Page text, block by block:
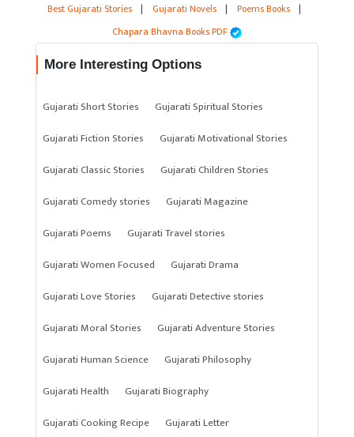
Best Gujarati Stories | Gujarati Novels | Poems Books |
Chapara Bhavna Books PDF
More Interesting Options
Gujarati Short Stories
Gujarati Spiritual Stories
Gujarati Fiction Stories
Gujarati Motivational Stories
Gujarati Classic Stories
Gujarati Children Stories
Gujarati Comedy stories
Gujarati Magazine
Gujarati Poems
Gujarati Travel stories
Gujarati Women Focused
Gujarati Drama
Gujarati Love Stories
Gujarati Detective stories
Gujarati Moral Stories
Gujarati Adventure Stories
Gujarati Human Science
Gujarati Philosophy
Gujarati Health
Gujarati Biography
Gujarati Cooking Recipe
Gujarati Letter